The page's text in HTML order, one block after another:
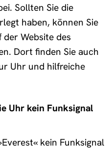
Sollten Sie die
haben, können Sie
der Website des
Dort finden Sie auch
Uhr und hilfreiche
Uhr kein Funksignal
kein Funksignal